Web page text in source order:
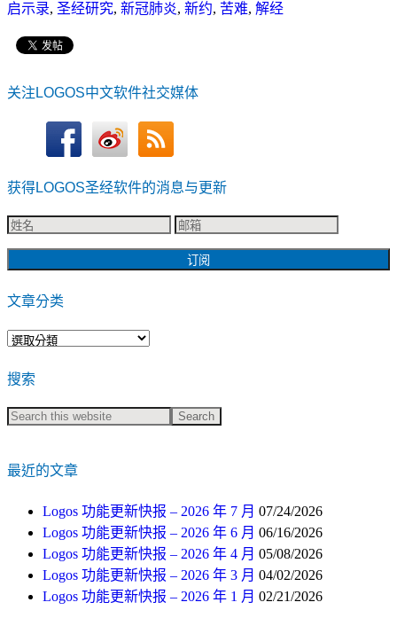
启示录, 圣经研究, 新冠肺炎, 新约, 苦难, 解经
关注LOGOS中文软件社交媒体
获得LOGOS圣经软件的消息与更新
文章分类
文
分
类
搜索
最近的文章
Logos 功能更新快报 – 2026 年 7 月 07/24/2026
Logos 功能更新快报 – 2026 年 6 月 06/16/2026
Logos 功能更新快报 – 2026 年 4 月 05/08/2026
Logos 功能更新快报 – 2026 年 3 月 04/02/2026
Logos 功能更新快报 – 2026 年 1 月 02/21/2026